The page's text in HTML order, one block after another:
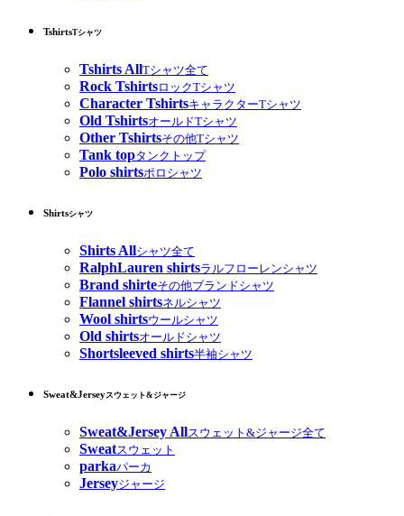
TshirtsTシャツ
Tshirts AllTシャツ全て
Rock TshirtsロックTシャツ
Character TshirtsキャラクターTシャツ
Old TshirtsオールドTシャツ
Other Tshirtsその他Tシャツ
Tank topタンクトップ
Polo shirtsポロシャツ
Shirtsシャツ
Shirts Allシャツ全て
RalphLauren shirtsラルフローレンシャツ
Brand shirteその他ブランドシャツ
Flannel shirtsネルシャツ
Wool shirtsウールシャツ
Old shirtsオールドシャツ
Shortsleeved shirts半袖シャツ
Sweat&Jerseyスウェット&ジャージ
Sweat&Jersey Allスウェット&ジャージ全て
Sweatスウェット
parkaパーカ
Jerseyジャージ